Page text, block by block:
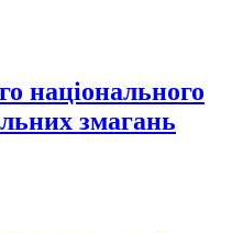
національного
змагань